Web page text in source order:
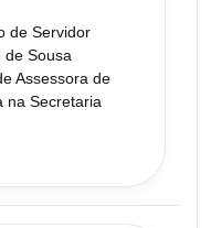
de Servidor
de Sousa
Assessora de
na Secretaria